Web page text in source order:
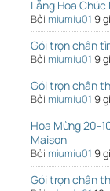
Lẵng Hoa
Bởi miumiu01 9
Gói trọn chân
Bởi miumiu01 9
Gói trọn chân
Bởi miumiu01 9
Hoa Mừng 20-
Maison
Bởi miumiu01 9
Gói trọn chân